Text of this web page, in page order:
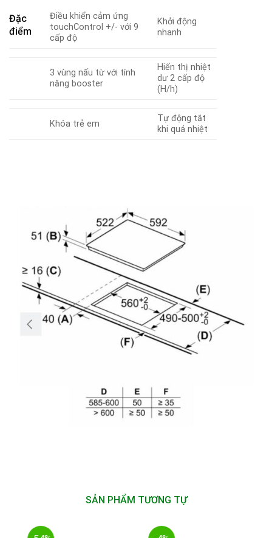
Đặc
điểm
Điều khiển cảm ứng
touchControl +/- với 9
cấp độ
Khởi động
nhanh
3 vùng nấu từ với tính
năng booster
Hiển thị nhiệt
dư 2 cấp độ
(H/h)
Khóa trẻ em
Tự động tắt
khi quá nhiệt
SẢN PHẨM TƯƠNG TỰ